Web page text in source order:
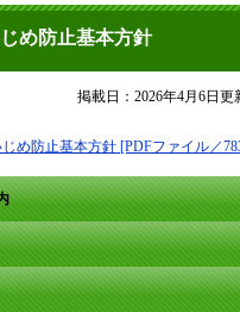
め防止基本方針
掲載日：2026年4月6日
め防止基本方針 [PDFファイル／